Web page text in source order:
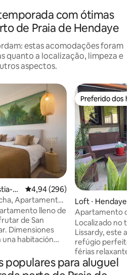
com ótimas
de Praia de Hendaye
estas acomodações foram
quanto a localização, limpeza e
aspectos.
Sa
4,94 de uma avaliação média de
4,94 (296)
Apartamento
lleno de
de San
habitación
con un sofá super
una
Preferido dos
Preferido dos
Loft ⋅ Hendaye
Apartamento
terraço privativo
Localizado no
Lissardy, este
refúgio perfeito
férias relaxantes.
praia, você
mesmo tempo
populares para aluguel